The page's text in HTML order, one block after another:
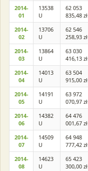
2014-
01
13538
U
62 053
835,48 zł
2014-
02
13706
U
62 546
258,93 zł
2014-
03
13864
U
63 030
416,13 zł
2014-
04
14013
U
63 504
915,00 zł
2014-
05
14191
U
63 972
070,97 zł
2014-
06
14382
U
64 476
001,67 zł
2014-
07
14509
U
64 948
777,42 zł
2014-
08
14623
U
65 423
300,00 zł